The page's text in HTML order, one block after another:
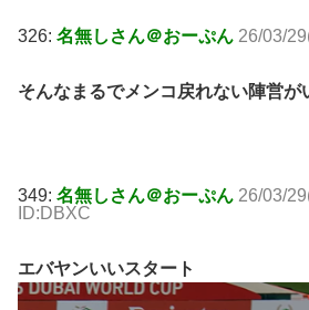
326: 名無しさん＠おーぷん 26/03/
そんなまるでメンコ戻れない陣営が
349: 名無しさん＠おーぷん 26/03/
ID:DBXC
エバヤンいいスタート